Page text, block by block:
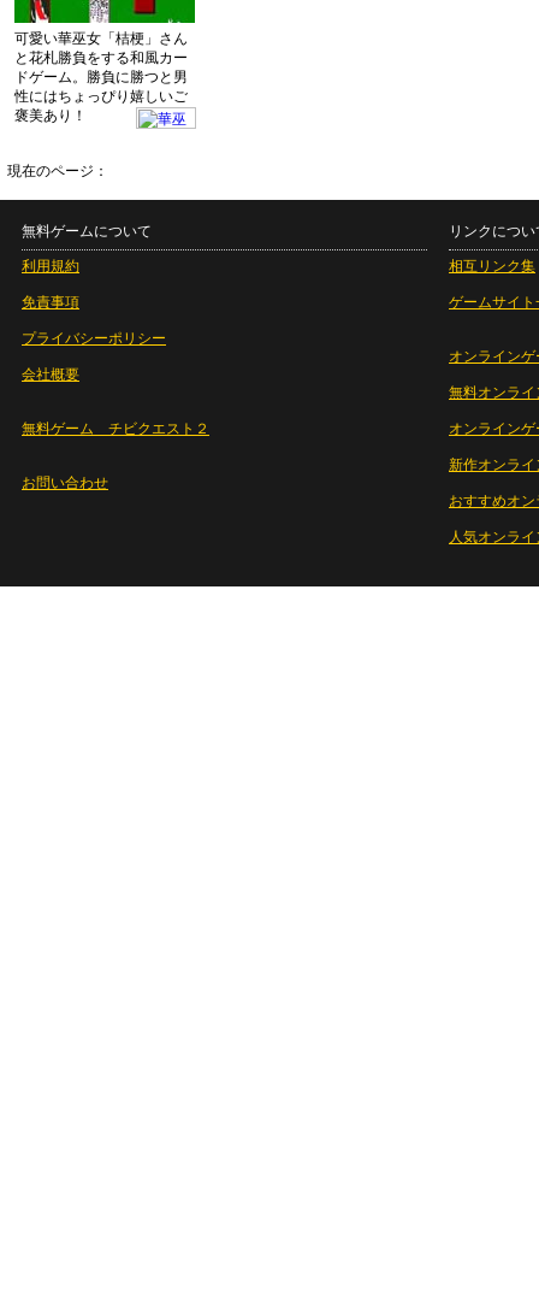
可愛い華巫女「桔梗」さん
と花札勝負をする和風カー
ドゲーム。勝負に勝つと男
性にはちょっぴり嬉しいご
褒美あり！
現在のページ：
無料ゲームについて
利用規約
免責事項
プライバシーポリシー
会社概要
無料ゲーム チビクエスト２
お問い合わせ
リンクについ
相互リンク集
ゲームサイト
オンラインゲ
無料オンライ
オンライン
新作オンライ
おすすめオ
人気オンラ